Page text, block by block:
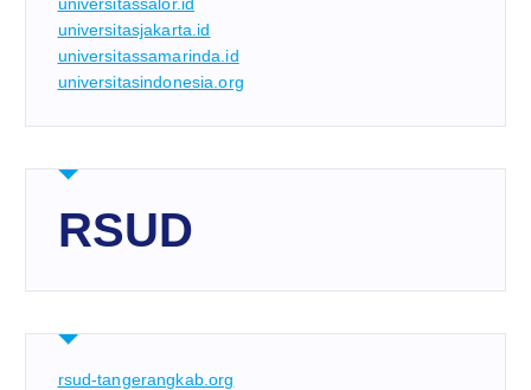
universitasjakarta.id
universitassamarinda.id
universitasindonesia.org
RSUD
rsud-tangerangkab.org